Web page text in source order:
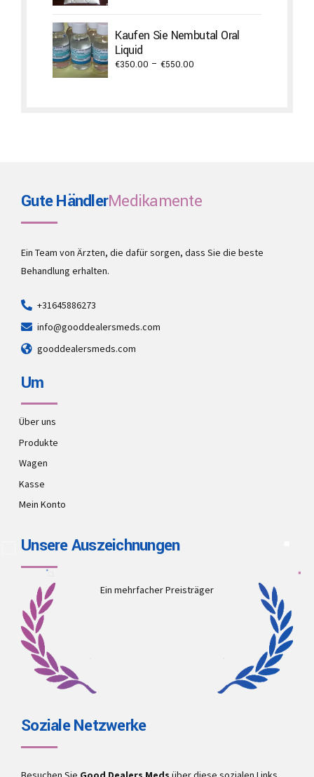
through
Kaufen Sie Nembutal Oral
Liquid
€350.00 – €550.00
Gute HändlerMedikamente
Ein Team von Ärzten, die dafür sorgen, dass Sie die beste
Behandlung erhalten.
+31645886273
info@gooddealersmeds.com
gooddealersmeds.com
Um
Über uns
Produkte
Wagen
Kasse
Mein Konto
Unsere Auszeichnungen
Ein mehrfacher Preisträger
Soziale Netzwerke